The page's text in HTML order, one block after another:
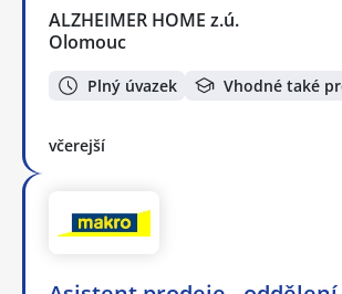
ALZHEIMER HOME z.ú.
Olomouc
Plný úvazek Vhodné také
včerejší